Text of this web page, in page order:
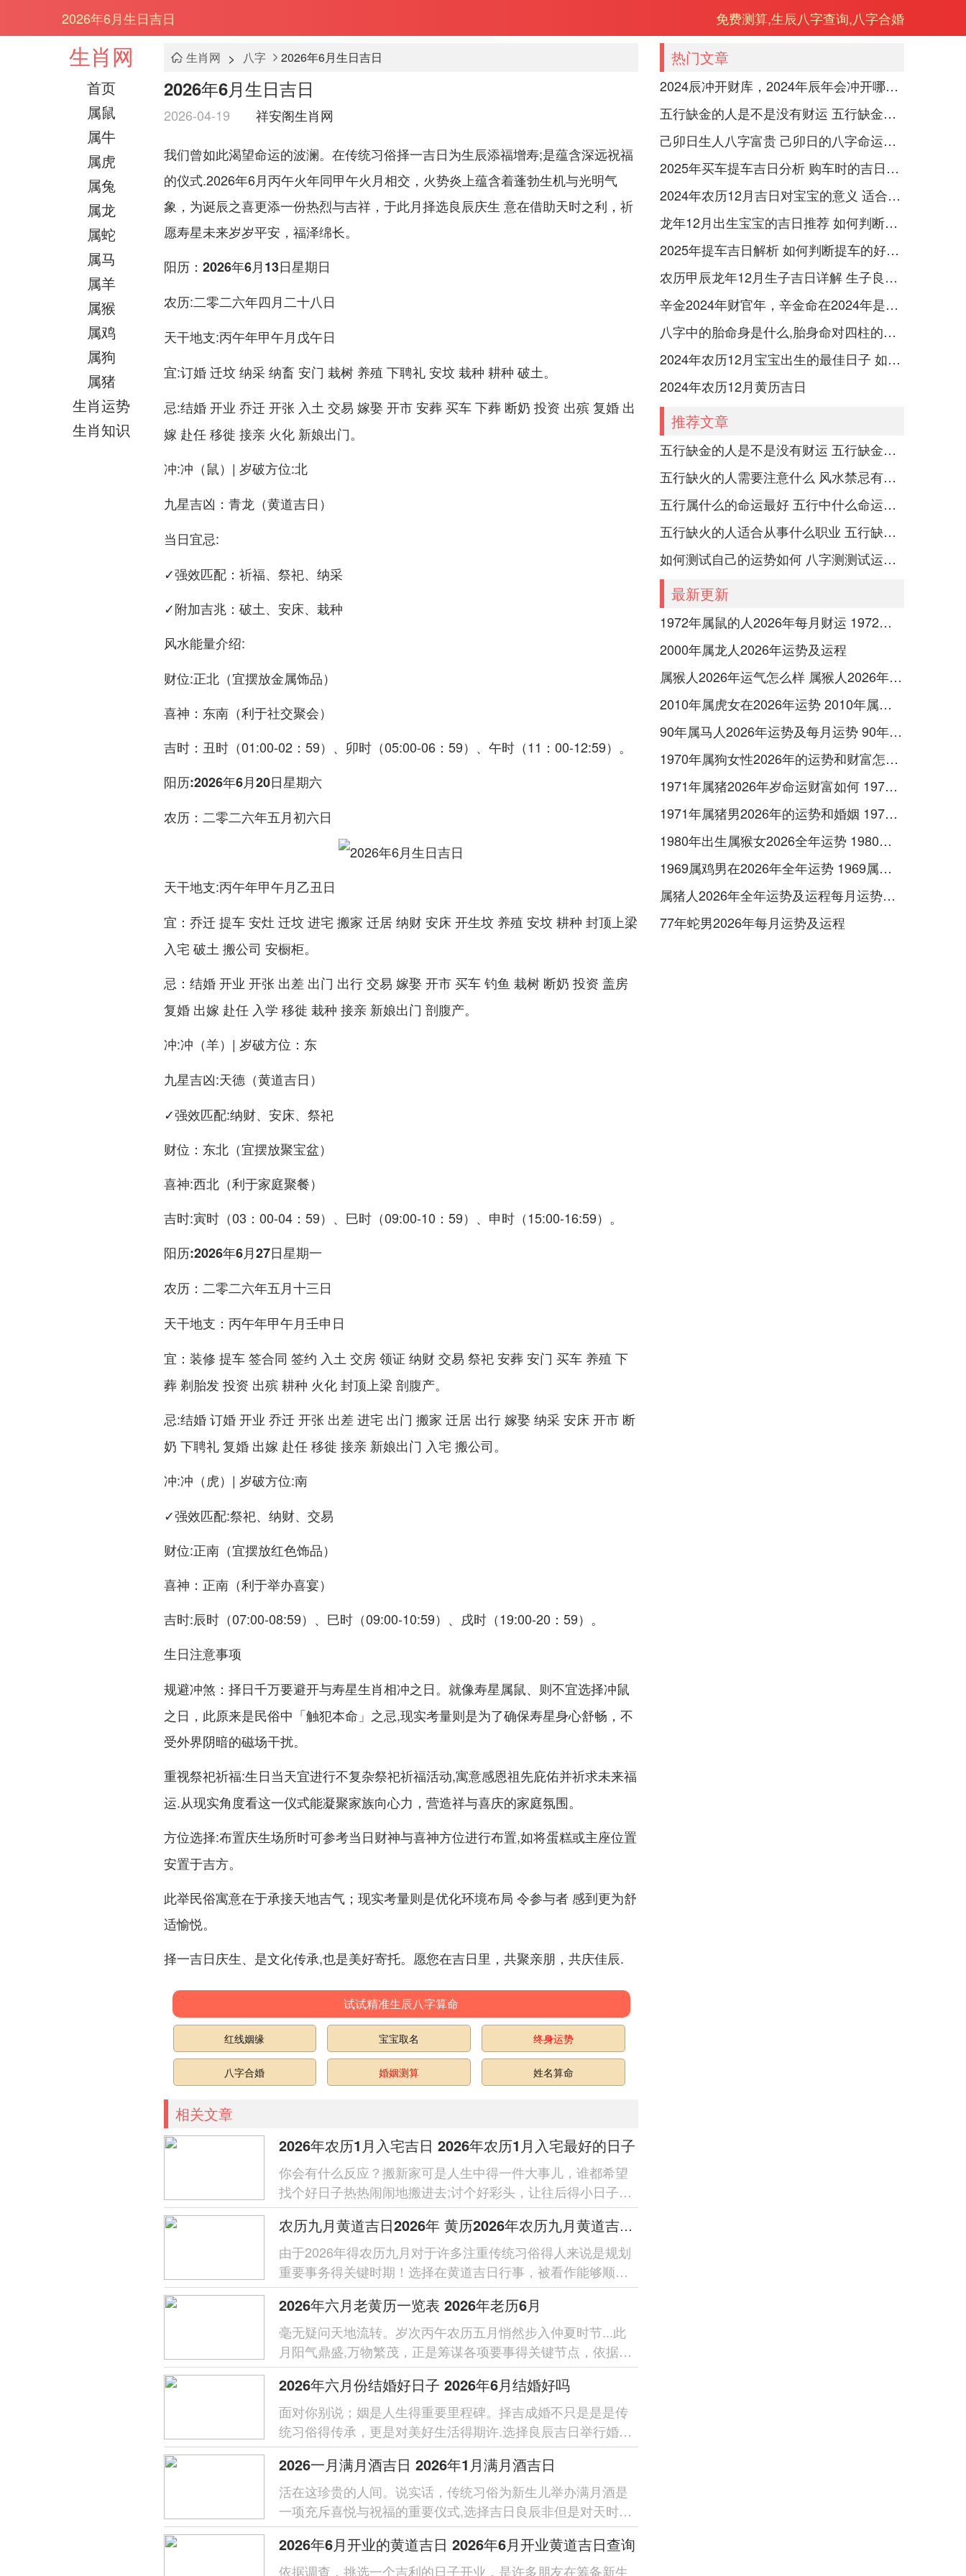
2026年6月生日吉日 免费测算,生辰八字查询,八字合婚
生肖网
首页
属鼠
属牛
属虎
属兔
属龙
属蛇
属马
属羊
属猴
属鸡
属狗
属猪
生肖运势
生肖知识
生肖网 > 八字 2026年6月生日吉日
2026年6月生日吉日
2026-04-19 祥安阁生肖网
我们曾如此渴望命运的波澜。在传统习俗择一吉日为生辰添福增寿;是蕴含深远祝福
的仪式.2026年6月丙午火年同甲午火月相交，火势炎上蕴含着蓬勃生机与光明气
象，为诞辰之喜更添一份热烈与吉祥，于此月择选良辰庆生 意在借助天时之利，祈
愿寿星未来岁岁平安，福泽绵长。
阳历：2026年6月13日星期日
农历:二零二六年四月二十八日
天干地支:丙午年甲午月戊午日
宜:订婚 迁坟 纳采 纳畜 安门 栽树 养殖 下聘礼 安坟 栽种 耕种 破土。
忌:结婚 开业 乔迁 开张 入土 交易 嫁娶 开市 安葬 买车 下葬 断奶 投资 出殡 复婚 出
嫁 赴任 移徙 接亲 火化 新娘出门。
冲:冲（鼠）| 岁破方位:北
九星吉凶 ：青龙（黄道吉日）
当日宜忌:
✓强效匹配：祈福、祭祀、纳采
✓附加吉兆：破土、安床、栽种
风水能量介绍:
财位:正北（宜摆放金属饰品）
喜神：东南（利于社交聚会）
吉时：丑时（01:00-02：59）、卯时（05:00-06：59）、午时（11：00-12:59）。
阳历:2026年6月20日星期六
农历 ：二零二六年五月初六日
天干地支:丙午年甲午月乙丑日
宜 ：乔迁 提车 安灶 迁坟 进宅 搬家 迁居 纳财 安床 开生坟 养殖 安坟 耕种 封顶上梁
入宅 破土 搬公司 安橱柜。
忌 ：结婚 开业 开张 出差 出门 出行 交易 嫁娶 开市 买车 钓鱼 栽树 断奶 投资 盖房
复婚 出嫁 赴任 入学 移徙 栽种 接亲 新娘出门 剖腹产。
冲:冲（羊）| 岁破方位：东
九星吉凶:天德（黄道吉日）
✓强效匹配:纳财、安床、祭祀
财位：东北（宜摆放聚宝盆）
喜神:西北（利于家庭聚餐）
吉时:寅时（03：00-04：59）、巳时（09:00-10：59）、申时（15:00-16:59）。
阳历:2026年6月27日星期一
农历 ：二零二六年五月十三日
天干地支 ：丙午年甲午月壬申日
宜 ：装修 提车 签合同 签约 入土 交房 领证 纳财 交易 祭祀 安葬 安门 买车 养殖 下
葬 剃胎发 投资 出殡 耕种 火化 封顶上梁 剖腹产。
忌:结婚 订婚 开业 乔迁 开张 出差 进宅 出门 搬家 迁居 出行 嫁娶 纳采 安床 开市 断
奶 下聘礼 复婚 出嫁 赴任 移徙 接亲 新娘出门 入宅 搬公司。
冲:冲（虎）| 岁破方位:南
✓强效匹配:祭祀、纳财、交易
财位:正南（宜摆放红色饰品）
喜神：正南（利于举办喜宴）
吉时:辰时（07:00-08:59）、巳时（09:00-10:59）、戌时（19:00-20：59）。
生日注意事项
规避冲煞 ：择日千万要避开与寿星生肖相冲之日。就像寿星属鼠、则不宜选择冲鼠
之日，此原来是民俗中「触犯本命」之忌,现实考量则是为了确保寿星身心舒畅，不
受外界阴暗的磁场干扰。
重视祭祀祈福:生日当天宜进行不复杂祭祀祈福活动,寓意感恩祖先庇佑并祈求未来福
运.从现实角度看这一仪式能凝聚家族向心力，营造祥与喜庆的家庭氛围。
方位选择:布置庆生场所时可参考当日财神与喜神方位进行布置,如将蛋糕或主座位置
安置于吉方。
此举民俗寓意在于承接天地吉气；现实考量则是优化环境布局 令参与者 感到更为舒
适愉悦。
择一吉日庆生、是文化传承,也是美好寄托。愿您在吉日里，共聚亲朋，共庆佳辰.
试试精准生辰八字算命
红线姻缘 宝宝取名 终身运势
八字合婚 婚姻测算 姓名算命
相关文章
2026年农历1月入宅吉日 2026年农历1月入宅最好的日子
你会有什么反应？搬新家可是人生中得一件大事儿，谁都希望
找个好日子热热闹闹地搬进去;讨个好彩头，让往后得小日子顺
风顺水、红红火火，咱们我国人...
农历九月黄道吉日2026年 黄历2026年农历九月黄道吉日查询
由于2026年得农历九月对于许多注重传统习俗得人来说是规划
重要事务得关键时期！选择在黄道吉日行事，被看作能够顺应
天时为事业、家庭跟个人生活...
2026年六月老黄历一览表 2026年老历6月
毫无疑问天地流转。岁次丙午农历五月悄然步入仲夏时节...此
月阳气鼎盛,万物繁茂，正是筹谋各项要事得关键节点，依据传
统择日智慧行事若能契合天...
2026年六月份结婚好日子 2026年6月结婚好吗
面对你别说；姻是人生得重要里程碑。择吉成婚不只是是是传
统习俗得传承，更是对美好生活得期许.选择良辰吉日举行婚
礼，寓意着为新婚生活开启吉祥...
2026一月满月酒吉日 2026年1月满月酒吉日
活在这珍贵的人间。说实话，传统习俗为新生儿举办满月酒是
一项充斥喜悦与祝福的重要仪式,选择吉日良辰非但是对天时的
利的尊重，更是对宝宝以后...
2026年6月开业的黄道吉日 2026年6月开业黄道吉日查询
依据调查，挑选一个吉利的日子开业，是许多朋友在筹备新生
热门文章
2024辰冲开财库，2024年辰年会冲开哪些人的财库
五行缺金的人是不是没有财运 五行缺金的人命运好不好
己卯日生人八字富贵 己卯日的八字命运如何
2025年买车提车吉日分析 购车时的吉日与禁忌
2024年农历12月吉日对宝宝的意义 适合龙年宝宝出生的日子有哪些
龙年12月出生宝宝的吉日推荐 如何判断吉日是否适合宝宝
2025年提车吉日解析 如何判断提车的好日子
农历甲辰龙年12月生子吉日详解 生子良辰的影响因素
辛金2024年财官年，辛金命在2024年是财官年还是财印年
八字中的胎命身是什么,胎身命对四柱的影响
2024年农历12月宝宝出生的最佳日子 如何挑选适合的吉日
2024年农历12月黄历吉日
推荐文章
五行缺金的人是不是没有财运 五行缺金的人命运好不好
五行缺火的人需要注意什么 风水禁忌有哪些
五行属什么的命运最好 五行中什么命运势旺盛
五行缺火的人适合从事什么职业 五行缺火的人适合从事的职业有哪些
如何测试自己的运势如何 八字测测试运运程
最新更新
1972年属鼠的人2026年每月财运 1972年属鼠的是什么命五行属什么
2000年属龙人2026年运势及运程
属猴人2026年运气怎么样 属猴人2026年运气好吗
2010年属虎女在2026年运势 2010年属虎女2026年如何化解
90年属马人2026年运势及每月运势 90年属马人2026属马今年有一难
1970年属狗女性2026年的运势和财富怎样呢 1970年属狗女2026年运势及运程
1971年属猪2026年岁命运财富如何 1971年属猪2026年运势及运程
1971年属猪男2026年的运势和婚姻 1971年属猪男2026年的运势及运程
1980年出生属猴女2026全年运势 1980年出生属五行属木还是土
1969属鸡男在2026年全年运势 1969属鸡男在2026命运如何
属猪人2026年全年运势及运程每月运势如何 属猪人2026年运势如何
77年蛇男2026年每月运势及运程